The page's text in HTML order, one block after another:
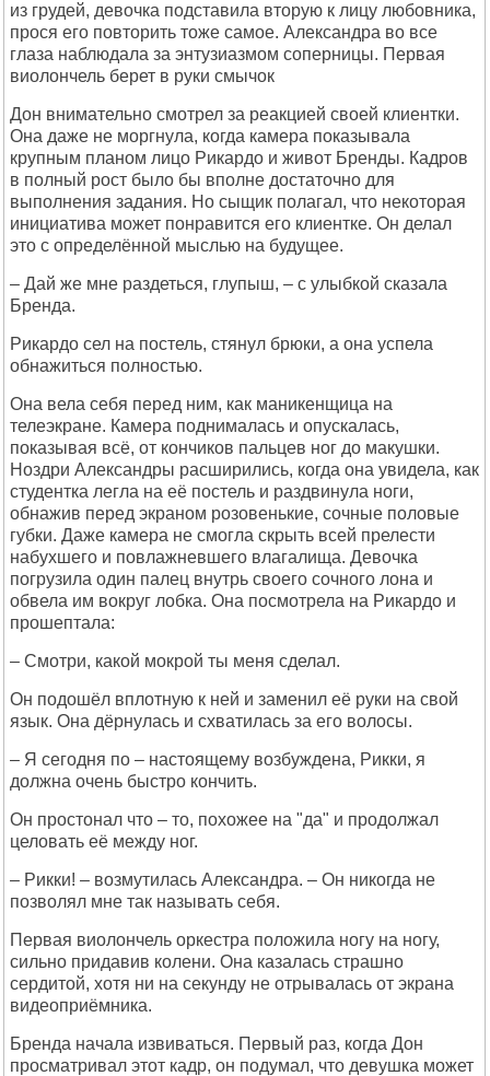
из грудей, девочка подставила вторую к лицу любовника,
прося его повторить тоже самое. Александра во все
глаза наблюдала за энтузиазмом соперницы. Первая
виолончель берет в руки смычок
Дон внимательно смотрел за реакцией своей клиентки.
Она даже не моргнула, когда камера показывала
крупным планом лицо Рикардо и живот Бренды. Кадров
в полный рост было бы вполне достаточно для
выполнения задания. Но сыщик полагал, что некоторая
инициатива может понравится его клиентке. Он делал
это с определённой мыслью на будущее.
– Дай же мне раздеться, глупыш, – с улыбкой сказала
Бренда.
Рикардо сел на постель, стянул брюки, а она успела
обнажиться полностью.
Она вела себя перед ним, как маникенщица на
телеэкране. Камера поднималась и опускалась,
показывая всё, от кончиков пальцев ног до макушки.
Ноздри Александры расширились, когда она увидела, как
студентка легла на её постель и раздвинула ноги,
обнажив перед экраном розовенькие, сочные половые
губки. Даже камера не смогла скрыть всей прелести
набухшего и повлажневшего влагалища. Девочка
погрузила один палец внутрь своего сочного лона и
обвела им вокруг лобка. Она посмотрела на Рикардо и
прошептала:
– Смотри, какой мокрой ты меня сделал.
Он подошёл вплотную к ней и заменил её руки на свой
язык. Она дёрнулась и схватилась за его волосы.
– Я сегодня по – настоящему возбуждена, Рикки, я
должна очень быстро кончить.
Он простонал что – то, похожее на "да" и продолжал
целовать её между ног.
– Рикки! – возмутилась Александра. – Он никогда не
позволял мне так называть себя.
Первая виолончель оркестра положила ногу на ногу,
сильно придавив колени. Она казалась страшно
сердитой, хотя ни на секунду не отрывалась от экрана
видеоприёмника.
Бренда начала извиваться. Первый раз, когда Дон
просматривал этот кадр, он подумал, что девушка может